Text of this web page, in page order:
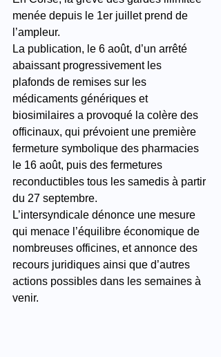
menée depuis le 1er juillet prend de
l’ampleur.
La publication, le 6 août, d’un arrêté
abaissant progressivement les
plafonds de remises sur les
médicaments génériques et
biosimilaires a provoqué la colère des
officinaux, qui prévoient une première
fermeture symbolique des pharmacies
le 16 août, puis des fermetures
reconductibles tous les samedis à partir
du 27 septembre.
L’intersyndicale dénonce une mesure
qui menace l’équilibre économique de
nombreuses officines, et annonce des
recours juridiques ainsi que d’autres
actions possibles dans les semaines à
venir.